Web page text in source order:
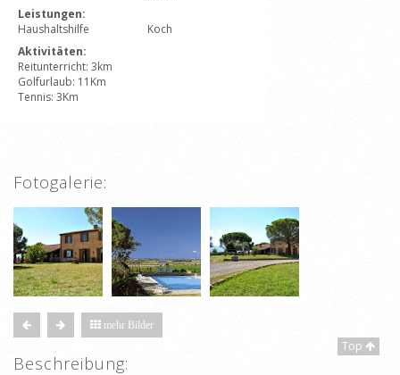
Leistungen:
Haushaltshilfe
Koch
Aktivitäten:
Reitunterricht: 3km
Golfurlaub: 11Km
Tennis: 3Km
Fotogalerie:
mehr Bilder
Top
Beschreibung: